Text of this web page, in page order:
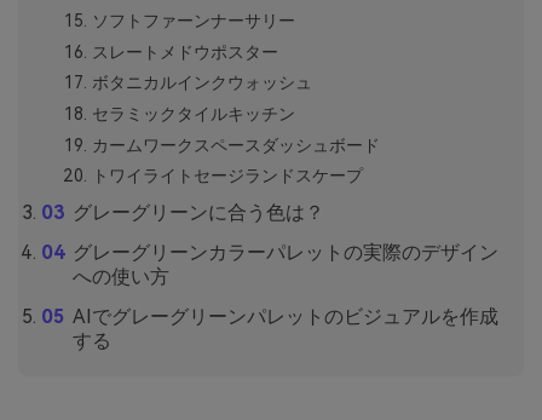
ソフトファーンナーサリー
スレートメドウポスター
ボタニカルインクウォッシュ
セラミックタイルキッチン
カームワークスペースダッシュボード
トワイライトセージランドスケープ
グレーグリーンに合う色は？
グレーグリーンカラーパレットの実際のデザイン
への使い方
AIでグレーグリーンパレットのビジュアルを作成
する